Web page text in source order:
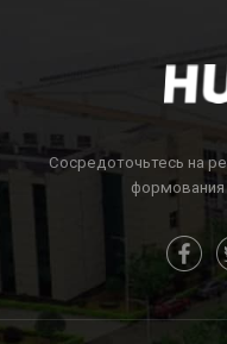
УЗНАТЬ
Сосредоточьтесь на